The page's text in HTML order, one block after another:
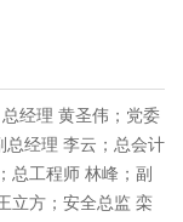
经理 黄圣伟；党委
总经理 李云；总会计
总工程师 林峰；副
立方；安全总监 栾